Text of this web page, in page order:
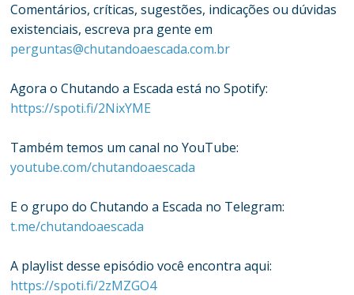
Comentários, críticas, sugestões, indicações ou dúvidas
existenciais, escreva pra gente em
perguntas@chutandoaescada.com.br
Agora o Chutando a Escada está no Spotify:
https://spoti.fi/2NixYME
Também temos um canal no YouTube:
youtube.com/chutandoaescada
E o grupo do Chutando a Escada no Telegram:
t.me/chutandoaescada
A playlist desse episódio você encontra aqui:
https://spoti.fi/2zMZGO4